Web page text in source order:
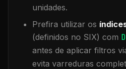
unidades.
Prefira utilizar os
(definidos no SIX) com
antes de aplicar filtros
evita varreduras